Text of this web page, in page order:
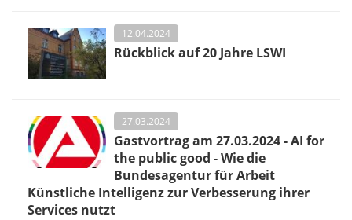
12.04.2024
Rückblick auf 20 Jahre LSWI
27.03.2024
Gastvortrag am 27.03.2024 - AI for
the public good - Wie die
Bundesagentur für Arbeit
Künstliche Intelligenz zur Verbesserung ihrer
Services nutzt